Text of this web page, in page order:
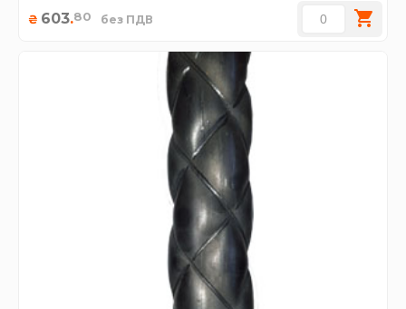
₴ 603.80 без ПДВ